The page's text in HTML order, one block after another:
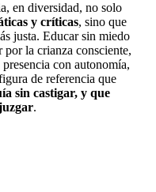
en diversidad, no solo
y críticas, sino que
justa. Educar sin miedo
por la crianza consciente,
con autonomía,
de referencia que
sin castigar, y que
.